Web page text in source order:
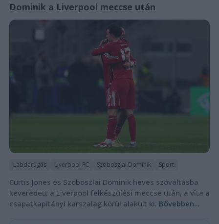
Dominik a Liverpool meccse után
Labdarúgás Liverpool FC Szoboszlai Dominik Sport
Curtis Jones és Szoboszlai Dominik heves szóváltásba
keveredett a Liverpool felkészülési meccse után, a vita a
csapatkapitányi karszalag körül alakult ki. Bővebben...